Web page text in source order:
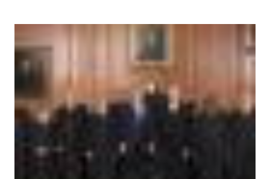
che permette di scegliere per amore anche quando non è la
scelta più efficiente. È ciò che ci collega all’Uno Infinito.
L’intelligenza può simulare comportamenti coscienti, ma
non può essere Coscienza. Può copiare, ma non può vivere
l’esperienza. Come diventerà ovvio Man mano che l’IA
diventerà sempre più avanzata (soprattutto tra il 2027 e il
2035), emergeranno situazioni che renderanno la differenza
lampante: L’IA sarà in gr...